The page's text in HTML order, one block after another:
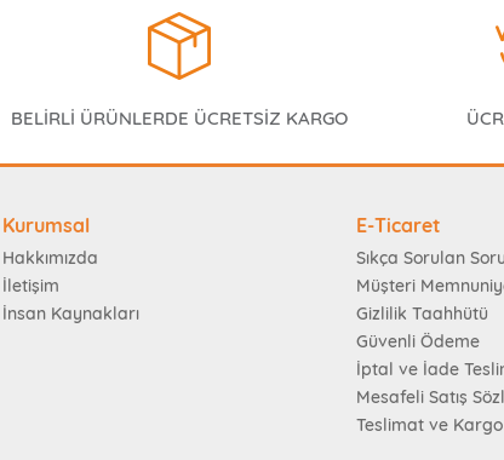
BELİRLİ ÜRÜNLERDE ÜCRETSİZ KARGO
Kurumsal
Hakkımızda
İletişim
İnsan Kaynakları
E-Ticaret
Sıkça Sorulan
Müşteri
Gizlilik Taahhütü
Güvenli Ödeme
İptal ve İade
Mesafeli Satış
Teslimat ve Kargo